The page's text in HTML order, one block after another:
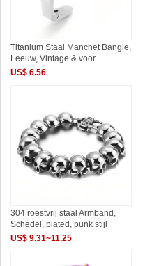
Titanium Staal Manchet Bangle,
Leeuw, Vintage & voor
US$ 6.56
304 roestvrij staal Armband,
Schedel, plated, punk stijl
US$ 9.31~11.25